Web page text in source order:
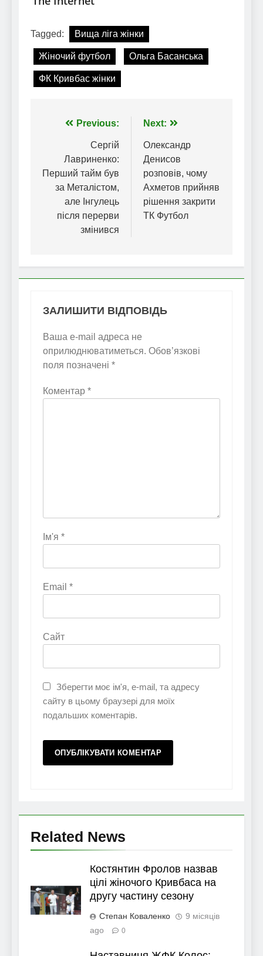
Tagged: Вища ліга жінки
Жіночий футбол Ольга Басанська
ФК Кривбас жінки
Навігація
записів
Previous:
Cергій
Лавриненко:
Перший тайм був
за Металістом,
але Інгулець
після перерви
змінився
Next:
Олександр
Денисов
розповів, чому
Ахметов прийняв
рішення закрити
ТК Футбол
ЗАЛИШИТИ ВІДПОВІДЬ
Ваша e-mail адреса не
оприлюднюватиметься. Обов’язкові
поля позначені *
Коментар *
Ім'я *
Email *
Сайт
Зберегти моє ім'я, e-mail, та адресу
сайту в цьому браузері для моїх
подальших коментарів.
Related News
Костянтин Фролов назвав
цілі жіночого Кривбаса на
другу частину сезону
Степан Коваленко
9 місяців
ago
0